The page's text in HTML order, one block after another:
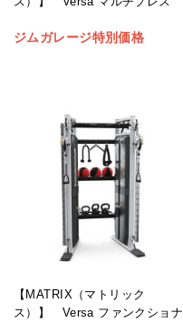
ジムガレージ特別価格
【MATRIX（マトリック
ス）】 Versa ファンクショナ